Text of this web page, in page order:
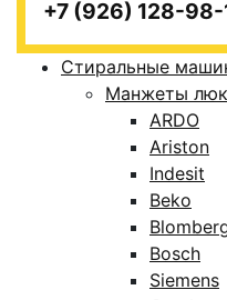
+7 (926) 128-98-
Стиральные
Манжеты
ARDO
Ariston
Indesit
Beko
Bosch
Siemens